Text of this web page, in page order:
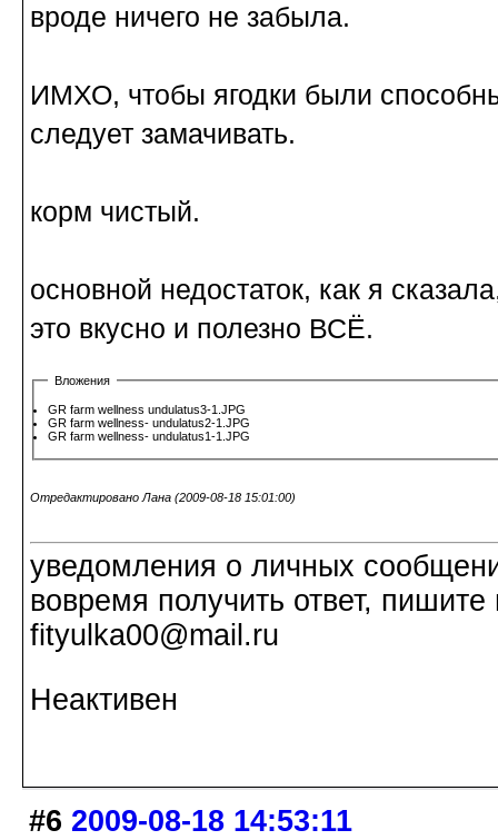
вроде ничего не забыла.
ИМХО, чтобы ягодки были
следует замачивать.
корм чистый.
основной недостаток, как я
это вкусно и полезно ВСЁ.
Вложения
GR farm wellness undulatus3-1.JPG
GR farm wellness- undulatus2-1.JPG
GR farm wellness- undulatus1-1.JPG
Отредактировано Лана (2009-08-18 15:01:00)
уведомления о личных
вовремя получить ответ,
fityulka00@mail.ru
Неактивен
#6 2009-08-18 14:53:11